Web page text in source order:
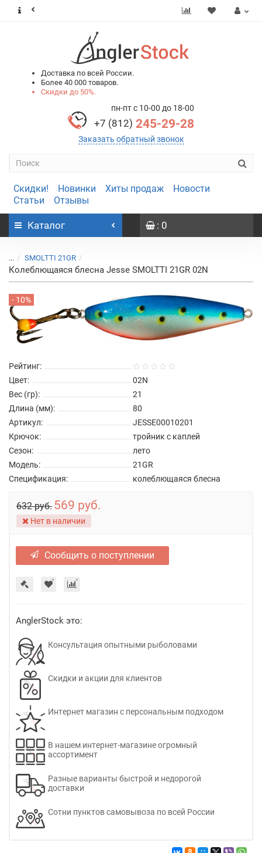
Доставка по всей России.
Более 40 000 товаров.
Скидки до 50%.
пн-пт с 10-00 до 18-00
+7 (812) 245-29-28
Заказать обратный звонок
Скидки! Новинки Хиты продаж
Новости
Статьи
Отзывы
Каталог : 0
... SMOLTTI 21GR
Колеблющаяся блесна Jesse SMOLTTI 21GR 02N
- 10%
Рейтинг:
Цвет:
02N
Вес (гр):
21
Длина (мм):
80
Артикул:
JESSE00010201
Крючок:
тройник с каплей
Сезон:
лето
Модель:
21GR
Спецификация:
колеблющаяся блесна
632 руб. 569 руб.
Нет в наличии
Сообщить о поступлении
AnglerStock это:
Консультация опытными рыболовами
Скидки и акции для клиентов
Интернет магазин с персональным подходом
В нашем интернет-магазине огромный
ассортимент
Разные варианты быстрой и недорогой
доставки
Сотни пунктов самовывоза по всей России